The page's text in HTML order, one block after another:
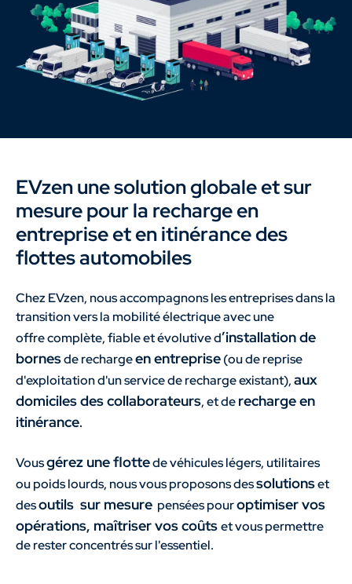
EVzen une solution globale et sur
mesure pour la recharge en
entreprise et en itinérance des
flottes automobiles
Chez EVzen, nous accompagnons les entreprises dans la
transition vers la mobilité électrique avec une
offre complète, fiable et évolutive d’installation de
bornesde rechargeen entreprise(ou de reprise
d'exploitation d'un service de recharge existant),aux
domiciles des collaborateurs, et derecharge en
itinérance.
Vousgérez une flottede véhicules légers, utilitaires
ou poids lourds, nous vous proposons dessolutionset
desoutils sur mesure pensées pouroptimiser vos
opérations, maîtriser vos coûtset vous permettre
de rester concentrés sur l'essentiel.